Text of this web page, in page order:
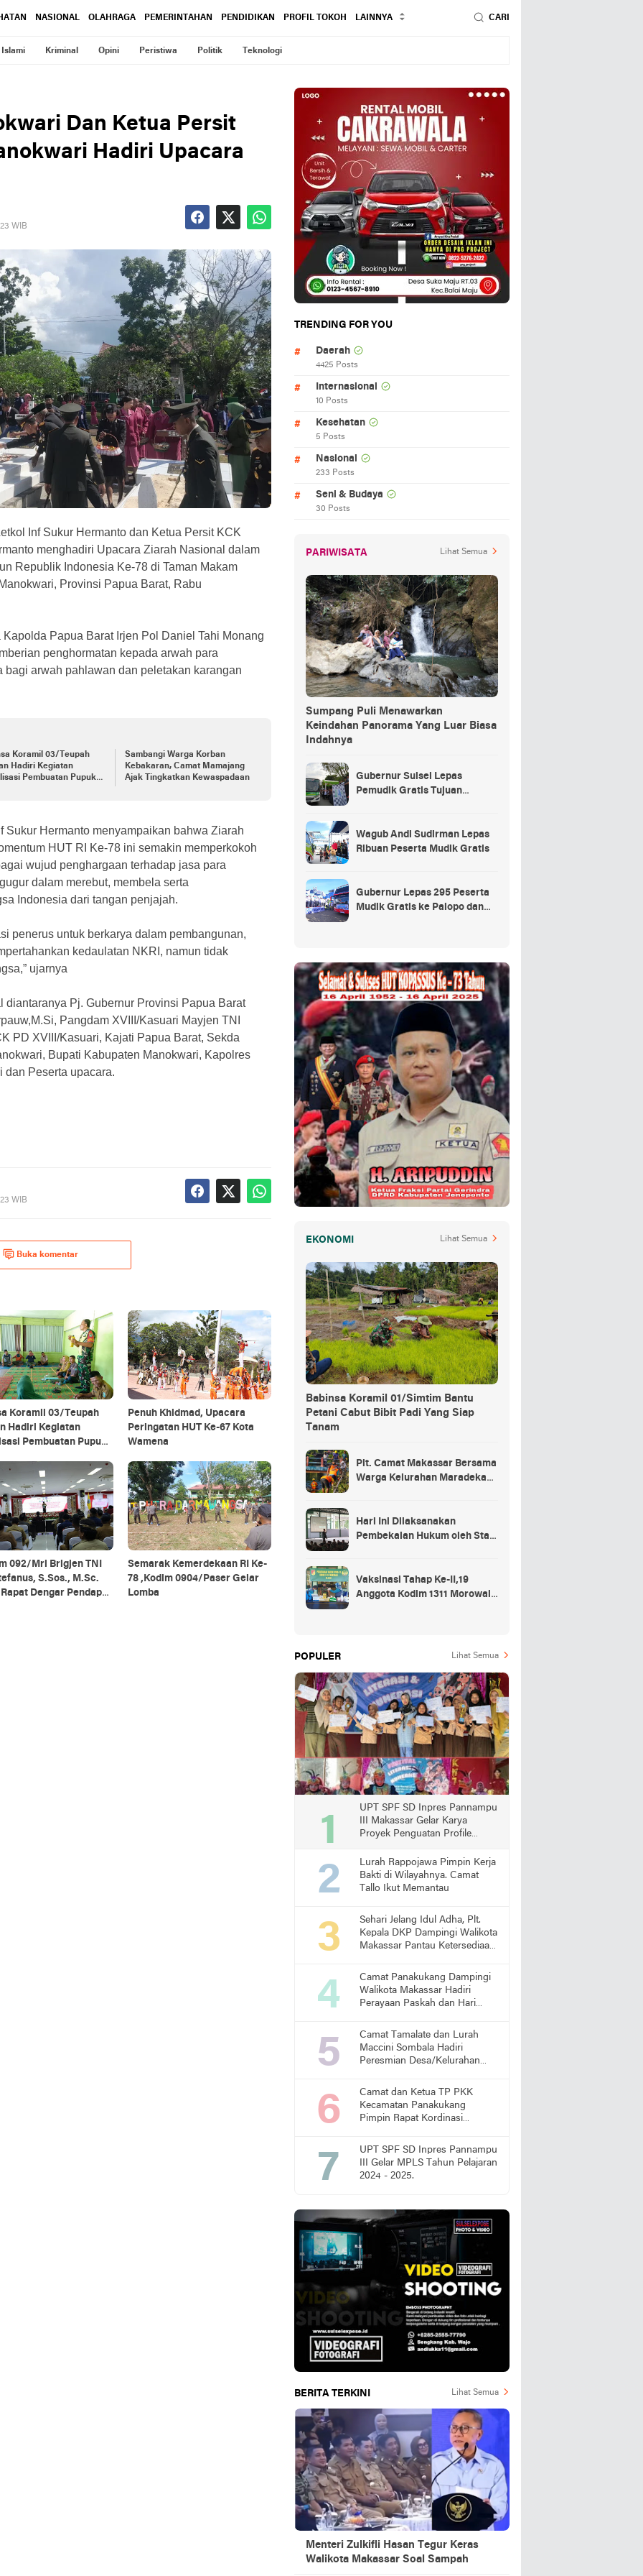
NASIONAL OLAHRAGA PEMERINTAHAN PENDIDIKAN PROFIL TOKOH LAINNYA CARI
Islami Kriminal Opini Peristiwa Politik Teknologi
Dan Ketua Persit
Hadiri Upacara
WIB
Inf Sukur Hermanto dan Ketua Persit KCK
menghadiri Upacara Ziarah Nasional dalam
Republik Indonesia Ke-78 di Taman Makam
Provinsi Papua Barat, Rabu
Papua Barat Irjen Pol Daniel Tahi Monang
penghormatan kepada arwah para
arwah pahlawan dan peletakan karangan
Koramil 03/Teupah
Hadiri Kegiatan
Pembuatan Pupuk
Sambangi Warga Korban
Kebakaran, Camat Mamajang
Ajak Tingkatkan Kewaspadaan
Sukur Hermanto menyampaikan bahwa Ziarah
HUT RI Ke-78 ini semakin memperkokoh
wujud penghargaan terhadap jasa para
dalam merebut, membela serta
Indonesia dari tangan penjajah.
penerus untuk berkarya dalam pembangunan,
kedaulatan NKRI, namun tidak
ujarnya
Pj. Gubernur Provinsi Papua Barat
Pangdam XVIII/Kasuari Mayjen TNI
PD XVIII/Kasuari, Kajati Papua Barat, Sekda
Bupati Kabupaten Manokwari, Kapolres
dan Peserta upacara.
WIB
Buka komentar
Koramil 03/Teupah
Hadiri Kegiatan
Pembuatan Pupuk
Penuh Khidmad, Upacara
Peringatan HUT Ke-67 Kota
Wamena
092/Mrl Brigjen TNI
S.Sos., M.Sc.
Dengar Pendapat
Semarak Kemerdekaan RI Ke-
78 ,Kodim 0904/Paser Gelar
Lomba
TRENDING FOR YOU
Daerah
4425 Posts
Internasional
10 Posts
Kesehatan
5 Posts
Nasional
233 Posts
Seni & Budaya
30 Posts
PARIWISATA Lihat Semua
Sumpang Puli Menawarkan
Keindahan Panorama Yang Luar Biasa
Indahnya
Gubernur Sulsel Lepas
Pemudik Gratis Tujuan
Wagub Andi Sudirman Lepas
Ribuan Peserta Mudik Gratis
Gubernur Lepas 295 Peserta
Mudik Gratis ke Palopo dan
EKONOMI Lihat Semua
Babinsa Koramil 01/Simtim Bantu
Petani Cabut Bibit Padi Yang Siap
Tanam
Plt. Camat Makassar Bersama
Warga Kelurahan Maradekaya
Hari Ini Dilaksanakan
Pembekalan Hukum oleh Staf
Kostrad
Vaksinasi Tahap Ke-II,19
Anggota Kodim 1311 Morowali
POPULER Lihat Semua
UPT SPF SD Inpres Pannampu
III Makassar Gelar Karya
Proyek Penguatan Profile
Lurah Rappojawa Pimpin Kerja
Bakti di Wilayahnya. Camat
Tallo Ikut Memantau
Sehari Jelang Idul Adha, Plt.
Kepala DKP Dampingi Walikota
Makassar Pantau Ketersediaan
Camat Panakukang Dampingi
Walikota Makassar Hadiri
Perayaan Paskah dan Hari
Camat Tamalate dan Lurah
Maccini Sombala Hadiri
Peresmian Desa/Kelurahan
Camat dan Ketua TP PKK
Kecamatan Panakukang
Pimpin Rapat Kordinasi
Stunting
UPT SPF SD Inpres Pannampu
III Gelar MPLS Tahun Pelajaran
2024 - 2025.
BERITA TERKINI Lihat Semua
Menteri Zulkifli Hasan Tegur Keras
Walikota Makassar Soal Sampah